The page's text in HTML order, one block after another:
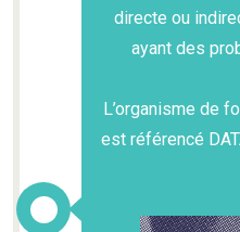
directe ou
ayant des
L’organisme de
est référencé